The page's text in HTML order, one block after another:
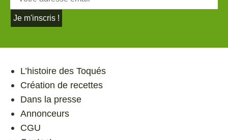
Je m'inscris !
L’histoire des Toqués
Création de recettes
Dans la presse
Annonceurs
CGU